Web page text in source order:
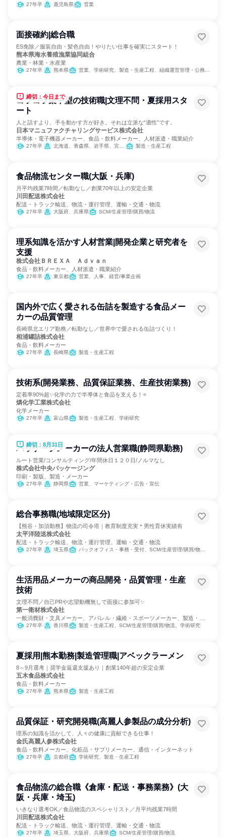
27年卒 鹿児島県 営業
面接確約|総合職
ES免除／服装自由・髪色自由！やりたい仕事を確実にスタート！
熊本県海水養殖漁業協同組合
農業・林業・水産業
27年卒 熊本県 営業、学術研究、製造・生産工程、組織運営管理・公務員・事務系職種
締切：今日まで
コツコツ集中型の技術職|文理不問・夏採用スタ
ート
人と話すより、手を動かす方が好き。それは立派な“適性”です。
日本マニュファクチャリングサービス株式会社
半導体・電子機器メーカー、食品・飲料メーカー、人材派遣・職業紹介
27年卒 北海道、青森県、岩手県、宮城県、秋田県、山形県、福島県、茨城県、栃木県、群馬県、埼玉県、千葉県、東京都、神奈川県、新潟県、富山県、石川県、福井県、山梨県、長野県、岐阜県、静岡県、愛知県、三重県、滋賀県、京都府、大阪府、兵庫県、奈良県、和歌山県、鳥取県、島根県、岡山県、広島県、山口県、徳島県、香川県、愛媛県、高知県、福岡県、佐賀県、長崎県、熊本県、大分県、宮崎県、鹿児島県、沖縄県 製造・生産工程
食品物流センター職(大阪・兵庫)
月平均残業7時間／転勤なし／創業70年以上の安定企業
川田配送株式会社
配送・トラック輸送、物流・運行管理、運輸・交通・物流
27年卒 大阪府、兵庫県 SCM/生産管理/購買/物流
理系知識を活かす人材営業|開発企業と研究者を
支援
株式会社ＢＲＥＸＡ Ａｄｖａｎ
食品・飲料メーカー、人材派遣・職業紹介
27年卒 東京都 営業、人事、経営/事業企画
国内外で広く愛される缶詰を製造する食品メー
カーの品質管理
長崎県北エリア勤務／転勤なし／世界中で愛される缶詰づくり！
相浦罐詰株式会社
食品・飲料メーカー
27年卒 長崎県 製造・生産工程
技術系(開発業務、品質保証業務、生産技術業務)
定着率90%超✨化学の力で半導体と食品を支える！⭐
燐化学工業株式会社
化学メーカー
27年卒 富山県 製造・生産工程、学術研究
締切：8月31日
パッケージメーカーの法人営業職(静岡県勤務)
ルート営業/コンサルティング/年間休日１２０日/ノルマなし
株式会社中央パッケージング
印刷・製版、製造・メーカー
27年卒 静岡県 営業、マーケティング・広告・宣伝
総合事務職(地域限定区分)
【熊谷・加須勤務】物流の司令塔｜教育制度充実＊男性育休実績有
太平洋陸送株式会社
配送・トラック輸送、物流・運行管理、運輸・交通・物流
27年卒 埼玉県 バックオフィス・事務・受付、SCM/生産管理/購買/物流、交通/運輸
生活用品メーカーの商品開発・品質管理・生産
技術
文理不問／自己PRや志望動機無しで面接に参加可✨
第一衛材株式会社
一般消費財・文具メーカー、アパレル・繊維・スポーツメーカー、製造・メ
ーカー27年卒 香川県 製造・生産工程、SCM/生産管理/購買/物流、学術研究
夏採用|熊本勤務|製造管理職|アベックラーメン
8～9月選考｜奨学金返還支援あり｜創業140年超の安定企業
五木食品株式会社
食品・飲料メーカー
27年卒 熊本県 製造・生産工程
品質保証・研究開発職(高麗人参製品の成分分析)
理系の知識を活かして、人々の健康に貢献できる仕事！
金氏高麗人参株式会社
食品・飲料メーカー、化粧品・サプリメーカー、通信・インターネット
27年卒 京都府 学術研究、製造・生産工程
食品物流の総合職《倉庫・配送・事務業務》(大
阪・兵庫・埼玉)
いきなり選考OK／食品物流のスペシャリスト／月平均残業7時間
川田配送株式会社
配送・トラック輸送、物流・運行管理、運輸・交通・物流
27年卒 埼玉県、大阪府、兵庫県 SCM/生産管理/購買/物流